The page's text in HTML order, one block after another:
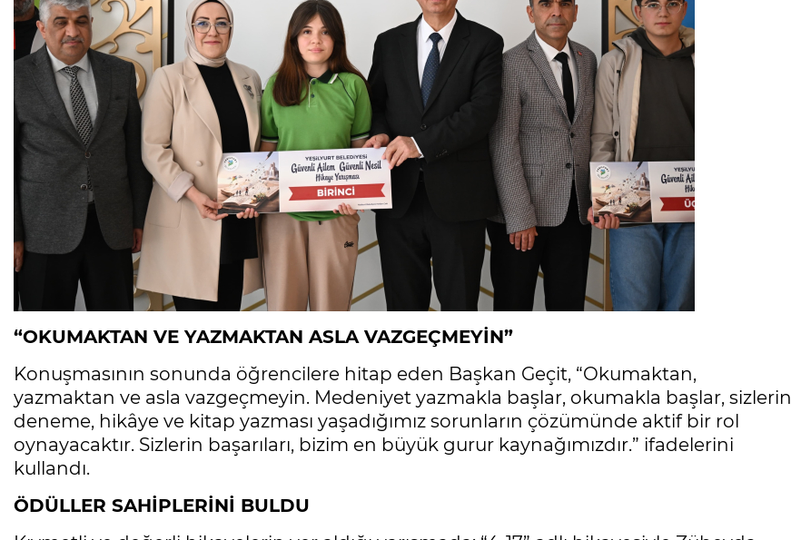
“OKUMAKTAN VE YAZMAKTAN ASLA VAZGEÇMEYİN”
Konuşmasının sonunda öğrencilere hitap eden Başkan Geçit, “Okumaktan,
yazmaktan ve asla vazgeçmeyin. Medeniyet yazmakla başlar, okumakla başlar, sizlerin
deneme, hikâye ve kitap yazması yaşadığımız sorunların çözümünde aktif bir rol
oynayacaktır. Sizlerin başarıları, bizim en büyük gurur kaynağımızdır.” ifadelerini
kullandı.
ÖDÜLLER SAHİPLERİNİ BULDU